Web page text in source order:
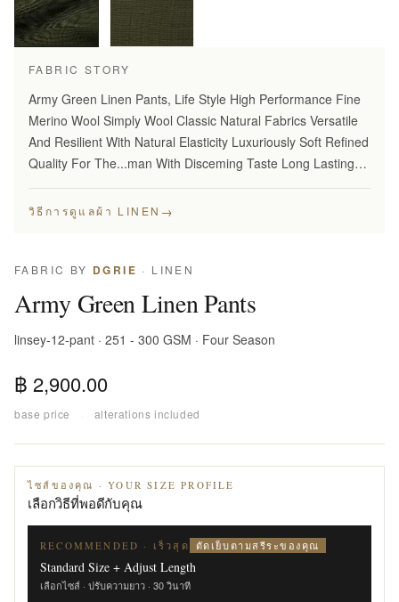
FABRIC STORY
Army Green Linen Pants, Life Style High Performance Fine
Merino Wool Simply Wool Classic Natural Fabrics Versatile
And Resilient With Natural Elasticity Luxuriously Soft Refined
Quality For The...man With Disceming Taste Long Lasting
วิธีการดูแลผ้า LINEN →
FABRIC BY DGRIE · LINEN
Army Green Linen Pants
linsey-12-pant · 251 - 300 GSM · Four Season
฿ 2,900.00
base price · alterations included
ไซส์ของคุณ · YOUR SIZE PROFILE
เลือกวิธีที่พอดีกับคุณ
RECOMMENDED · เร็วสุด ตัดเย็บตามสรีระของคุณ
Standard Size + Adjust Length
เลือกไซส์ · ปรับความยาว · 30 วินาที